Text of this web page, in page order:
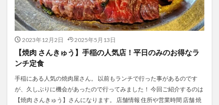
2023年12月2日 2025年5月13日
【焼肉 さんきゅう】手稲の人気店！平日のみのお得なラ
ンチ定食
手稲にある人気の焼肉屋さん。 以前もランチで行った事があるのです
が、久しぶりに機会があったので行ってみました！ 今回ご紹介するのは
【焼肉 さんきゅう】さんになります。 店舗情報 住所や営業時間 店舗 焼